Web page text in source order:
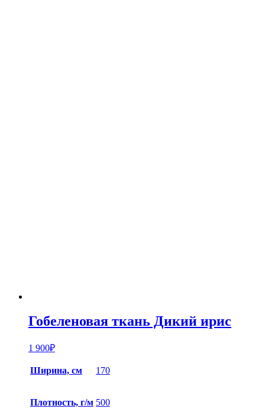
Гобеленовая ткань Дикий ирис
1 900₽
Ширина, см 170
Плотность, г/м 500